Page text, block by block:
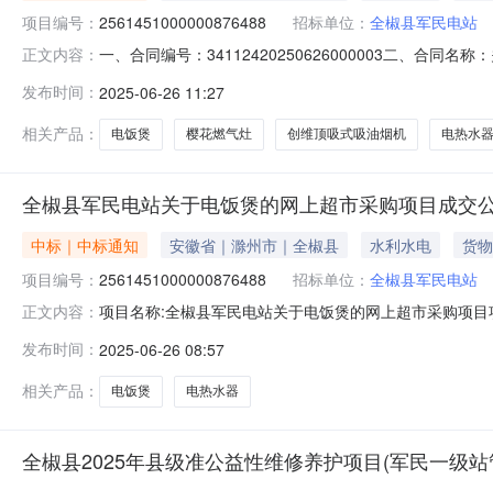
项目编号： 2561451000000876488 招标单位： 全椒县军民电站
正文内容： 一、合同编号：34112420250626000003二、合同名称
全椒县襄河镇（原检察院办公楼）联系方式：
发布时间： 2025-06-26 11:27
相关产品：
电饭煲 樱花燃气灶 创维顶吸式吸油烟机 电热水器
全椒县军民电站关于电饭煲的网上超市采购项目成交
中标｜中标通知 安徽省｜滁州市｜全椒县 水利水电
货物
项目编号： 2561451000000876488 招标单位： 全椒县军民电站
正文内容： 项目名称:全椒县军民电站关于电饭煲的网上超市采购项
地址:/采购单位联系人和联系方式:三、成交信息交易方
发布时间： 2025-06-26 08:57
相关产品：
电饭煲 电热水器
全椒县2025年县级准公益性维修养护项目(军民一级